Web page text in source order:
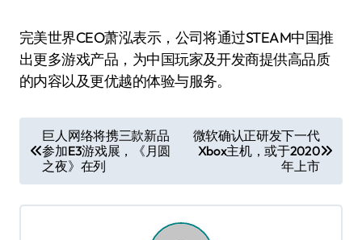
完美世界CEO萧泓表示，公司将通过STEAM中国推
出更多游戏产品，为中国玩家及开发商提供高品质
的内容以及更优越的体验与服务。
章
导
航
巨人网络将携三款新品
参加E3游戏展，《月圆
之夜》在列
微软确认正研发下一代
Xbox主机，或于2020
年上市